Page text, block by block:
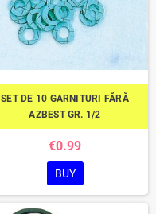
SET DE 10 GARNITURI FĂRĂ
AZBEST GR. 1/2
€0.99
BUY